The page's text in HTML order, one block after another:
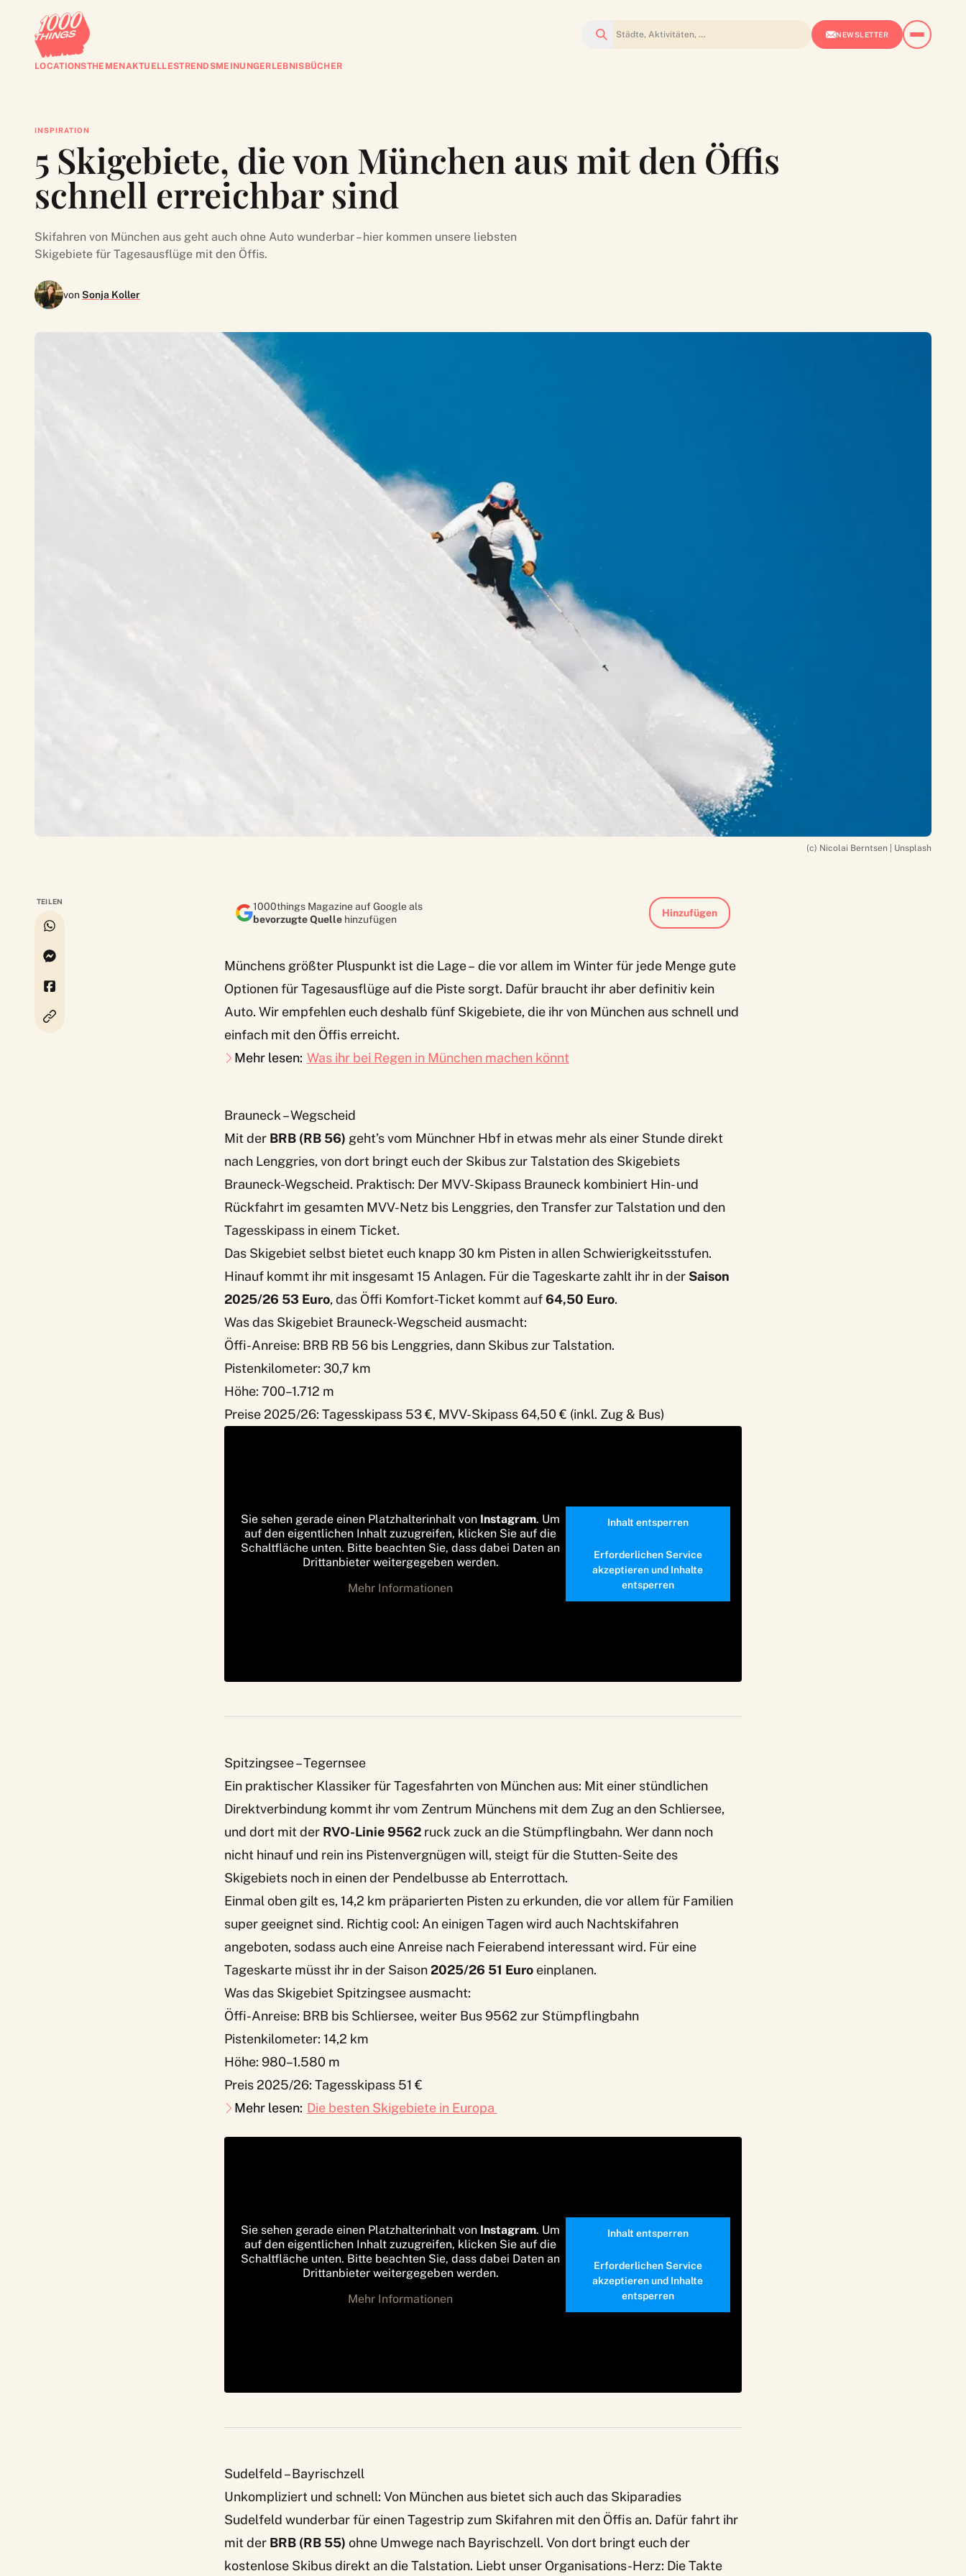
Suchen NEWSLETTER
LOCATIONSTHEMENAKTUELLESTRENDSMEINUNGERLEBNISBÜCHER
INSPIRATION
5 Skigebiete, die von München aus mit den Öffis
schnell erreichbar sind
Skifahren von München aus geht auch ohne Auto wunderbar – hier kommen unsere liebsten
Skigebiete für Tagesausflüge mit den Öffis.
vonSonja Koller
(c) Nicolai Berntsen | Unsplash
TEILEN
1000things Magazine auf Google als
bevorzugte Quelle hinzufügen
Hinzufügen
Münchens größter Pluspunkt ist die Lage – die vor allem im Winter für jede Menge gute
Optionen für Tagesausflüge auf die Piste sorgt. Dafür braucht ihr aber definitiv kein
Auto. Wir empfehlen euch deshalb fünf Skigebiete, die ihr von München aus schnell und
einfach mit den Öffis erreicht.
Mehr lesen: Was ihr bei Regen in München machen könnt
Brauneck – Wegscheid
Mit der BRB (RB 56) geht’s vom Münchner Hbf in etwas mehr als einer Stunde direkt
nach Lenggries, von dort bringt euch der Skibus zur Talstation des Skigebiets
Brauneck-Wegscheid. Praktisch: Der MVV-Skipass Brauneck kombiniert Hin- und
Rückfahrt im gesamten MVV-Netz bis Lenggries, den Transfer zur Talstation und den
Tagesskipass in einem Ticket.
Das Skigebiet selbst bietet euch knapp 30 km Pisten in allen Schwierigkeitsstufen.
Hinauf kommt ihr mit insgesamt 15 Anlagen. Für die Tageskarte zahlt ihr in der Saison
2025/26 53 Euro, das Öffi Komfort-Ticket kommt auf64,50 Euro.
Was das Skigebiet Brauneck-Wegscheid ausmacht:
Öffi-Anreise: BRB RB 56 bis Lenggries, dann Skibus zur Talstation.
Pistenkilometer: 30,7 km
Höhe: 700–1.712 m
Preise 2025/26: Tagesskipass 53 €, MVV-Skipass 64,50 € (inkl. Zug & Bus)
Sie sehen gerade einen Platzhalterinhalt von Instagram. Um
auf den eigentlichen Inhalt zuzugreifen, klicken Sie auf die
Schaltfläche unten. Bitte beachten Sie, dass dabei Daten an
Drittanbieter weitergegeben werden.
Mehr Informationen
Inhalt entsperren
Erforderlichen Service
akzeptieren und Inhalte
entsperren
Spitzingsee – Tegernsee
Ein praktischer Klassiker für Tagesfahrten von München aus: Mit einer stündlichen
Direktverbindung kommt ihr vom Zentrum Münchens mit dem Zug an den Schliersee,
und dort mit der RVO-Linie 9562 ruck zuck an die Stümpflingbahn. Wer dann noch
nicht hinauf und rein ins Pistenvergnügen will, steigt für die Stutten-Seite des
Skigebiets noch in einen der Pendelbusse ab Enterrottach.
Einmal oben gilt es, 14,2 km präparierten Pisten zu erkunden, die vor allem für Familien
super geeignet sind. Richtig cool: An einigen Tagen wird auch Nachtskifahren
angeboten, sodass auch eine Anreise nach Feierabend interessant wird. Für eine
Tageskarte müsst ihr in der Saison2025/26 51 Euro einplanen.
Was das Skigebiet Spitzingsee ausmacht:
Öffi-Anreise: BRB bis Schliersee, weiter Bus 9562 zur Stümpflingbahn
Pistenkilometer: 14,2 km
Höhe: 980–1.580 m
Preis 2025/26: Tagesskipass 51 €
Mehr lesen: Die besten Skigebiete in Europa
Sie sehen gerade einen Platzhalterinhalt von Instagram. Um
auf den eigentlichen Inhalt zuzugreifen, klicken Sie auf die
Schaltfläche unten. Bitte beachten Sie, dass dabei Daten an
Drittanbieter weitergegeben werden.
Mehr Informationen
Inhalt entsperren
Erforderlichen Service
akzeptieren und Inhalte
entsperren
Sudelfeld – Bayrischzell
Unkompliziert und schnell: Von München aus bietet sich auch das Skiparadies
Sudelfeld wunderbar für einen Tagestrip zum Skifahren mit den Öffis an. Dafür fahrt ihr
mit der BRB (RB 55) ohne Umwege nach Bayrischzell. Von dort bringt euch der
kostenlose Skibus direkt an die Talstation. Liebt unser Organisations-Herz: Die Takte